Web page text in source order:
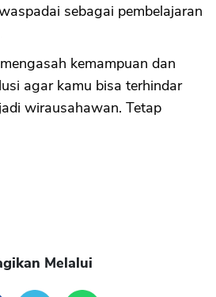
sebagai pembelajaran
kemampuan dan
agar kamu bisa terhindar
wirausahawan. Tetap
Melalui